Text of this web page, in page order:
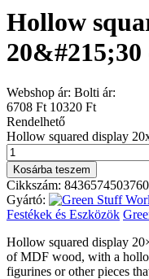
Hollow
Webshop ár: Bolti ár:
6708 Ft 10320 Ft
Rendelhető
Hollow squared display
Kosárba teszem
Cikkszám:
Gyártó:
Festékek és Eszközök
Hollow squared display
of MDF wood, with a
figurines or other pieces